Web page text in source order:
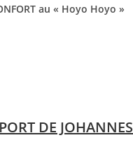
au « Hoyo Hoyo »
DE